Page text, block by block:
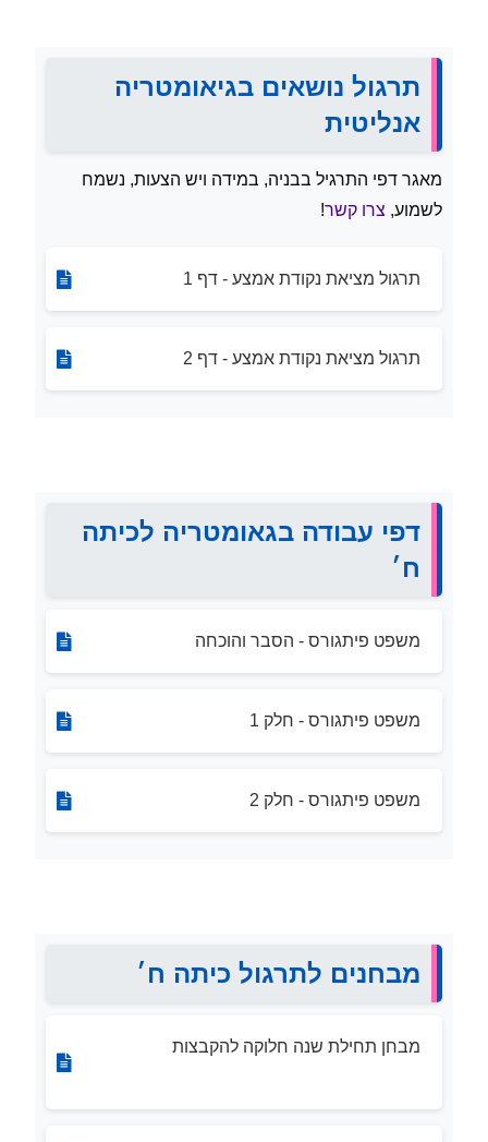
תרגול נושאים בגיאומטריה
אנליטית
מאגר דפי התרגיל בבניה, במידה ויש הצעות, נשמח
לשמוע, צרו קשר!
תרגול מציאת נקודת אמצע - דף 1
תרגול מציאת נקודת אמצע - דף 2
דפי עבודה בגאומטריה לכיתה
ח׳
משפט פיתגורס - הסבר והוכחה
משפט פיתגורס - חלק 1
משפט פיתגורס - חלק 2
מבחנים לתרגול כיתה ח׳
מבחן תחילת שנה חלוקה להקבצות